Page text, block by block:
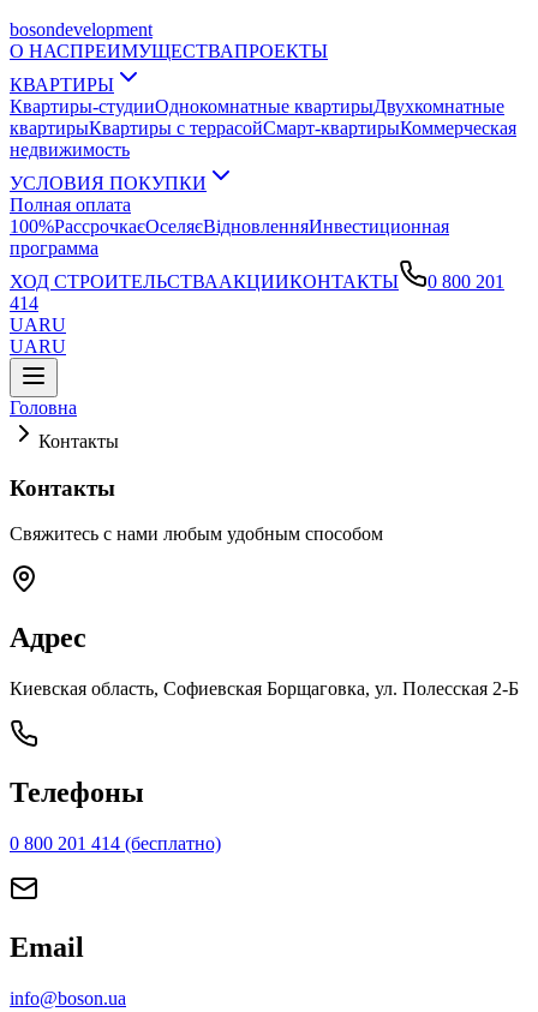
bosondevelopment
О НАСПРЕИМУЩЕСТВАПРОЕКТЫ
КВАРТИРЫ
Квартиры-студииОднокомнатные квартирыДвухкомнатные
квартирыКвартиры с террасойСмарт-квартирыКоммерческая
недвижимость
УСЛОВИЯ ПОКУПКИ
Полная оплата
100%РассрочкаєОселяєВідновленняИнвестиционная
программа
ХОД СТРОИТЕЛЬСТВААКЦИИКОНТАКТЫ
0 800 201
414
UARU
UARU
Головна
Контакты
Контакты
Свяжитесь с нами любым удобным способом
Адрес
Киевская область, Софиевская Борщаговка, ул. Полесская 2-Б
Телефоны
0 800 201 414 (бесплатно)
Email
info@boson.ua